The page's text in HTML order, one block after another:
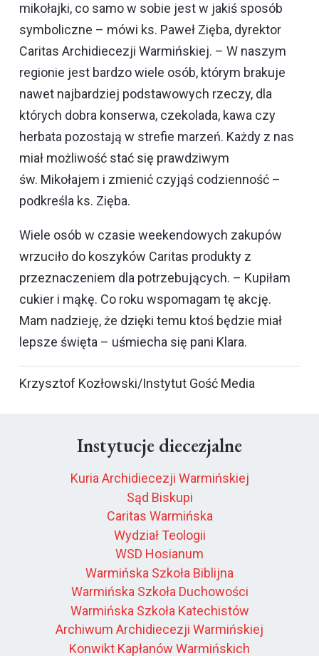
mikołajki, co samo w sobie jest w jakiś sposób
symboliczne – mówi ks. Paweł Zięba, dyrektor
Caritas Archidiecezji Warmińskiej. – W naszym
regionie jest bardzo wiele osób, którym brakuje
nawet najbardziej podstawowych rzeczy, dla
których dobra konserwa, czekolada, kawa czy
herbata pozostają w strefie marzeń. Każdy z nas
miał możliwość stać się prawdziwym
św. Mikołajem i zmienić czyjąś codzienność –
podkreśla ks. Zięba.
Wiele osób w czasie weekendowych zakupów
wrzuciło do koszyków Caritas produkty z
przeznaczeniem dla potrzebujących. – Kupiłam
cukier i mąkę. Co roku wspomagam tę akcję.
Mam nadzieję, że dzięki temu ktoś będzie miał
lepsze święta – uśmiecha się pani Klara.
Krzysztof Kozłowski/Instytut Gość Media
Instytucje diecezjalne
Kuria Archidiecezji Warmińskiej
Sąd Biskupi
Caritas Warmińska
Wydział Teologii
WSD Hosianum
Warmińska Szkoła Biblijna
Warmińska Szkoła Duchowości
Warmińska Szkoła Katechistów
Archiwum Archidiecezji Warmińskiej
Konwikt Kapłanów Warmińskich